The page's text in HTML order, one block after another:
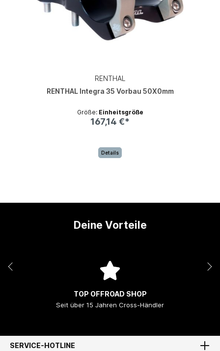
RENTHAL
RENTHAL Integra 35 Vorbau 50X0mm
Größe: Einheitsgröße
167,14 €*
Details
Deine Vorteile
TOP OFFROAD SHOP
Seit über 15 Jahren Cross-Händler
SERVICE-HOTLINE